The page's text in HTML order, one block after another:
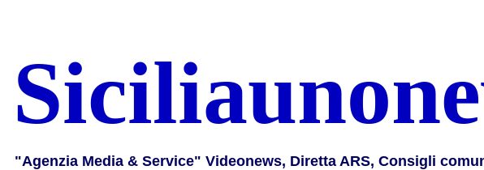
"Agenzia Media & Service" Videonews, Diretta ARS, Consigli